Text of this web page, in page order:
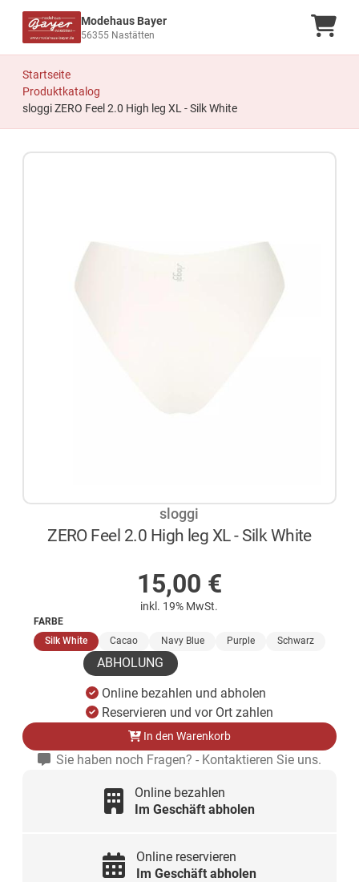
Modehaus Bayer
56355 Nastätten
Startseite
Produktkatalog
sloggi ZERO Feel 2.0 High leg XL - Silk White
sloggi
ZERO Feel 2.0 High leg XL - Silk White
15,00 €
inkl. 19% MwSt.
FARBE
Silk White(ausgewählt)
Cacao Navy Blue Purple Schwarz
ABHOLUNG
Online bezahlen und abholen
Reservieren und vor Ort zahlen
In den Warenkorb
Sie haben noch Fragen? - Kontaktieren Sie uns.
Online bezahlen
Im Geschäft abholen
Online reservieren
Im Geschäft abholen